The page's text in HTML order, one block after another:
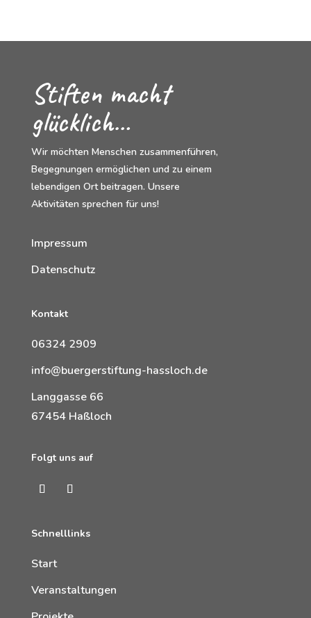
Stiften macht
glücklich…
Wir möchten Menschen zusammenführen,
Begegnungen ermöglichen und zu einem
lebendigen Ort beitragen. Unsere
Aktivitäten sprechen für uns!
Impressum
Datenschutz
Kontakt
06324 2909
info@buergerstiftung-hassloch.de
Langgasse 66
67454 Haßloch
Folgt uns auf
Schnelllinks
Start
Veranstaltungen